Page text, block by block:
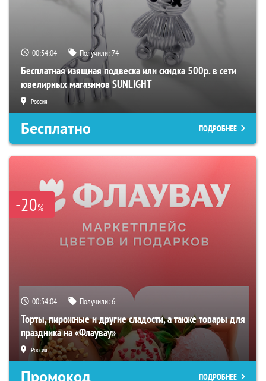
00:54:03 Получили:74
Бесплатная изящная подвеска или скидка 500р. в сети
ювелирных магазинов SUNLIGHT
Россия
Бесплатно ПОДРОБНЕЕ
-20%
00:54:03 Получили:6
Торты, пирожные и другие сладости, а также товары для
праздника на «Флаувау»
Россия
ПОДРОБНЕЕ